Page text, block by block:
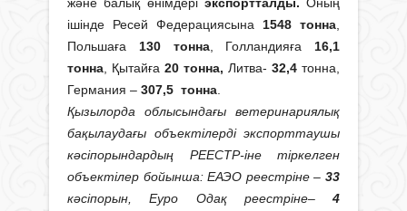
ішінде Ресей Федерациясына 1548 тонна
Польшаға 130 тонна, Голландияға 16,1
тонна , Қытайға 20 тонна, Литва- 32,4 тонна,
Германия – 307,5 тонна
Қызылорда облысындағы ветеринариялық
бақылаудағы объектілерді экспорттаушы
кәсіпорындардың РЕЕСТР-іне тіркелген
объектілер бойынша: ЕАЭО реестріне – 33
кәсіпорын, Еуро Одақ реестріне– 4